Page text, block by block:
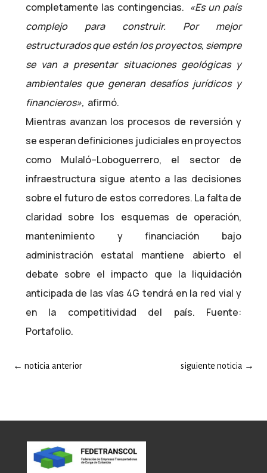
completamente las contingencias. «Es un país
complejo para construir. Por mejor
estructurados que estén los proyectos, siempre
se van a presentar situaciones geológicas y
ambientales que generan desafíos jurídicos y
financieros», afirmó.
Mientras avanzan los procesos de reversión y
se esperan definiciones judiciales en proyectos
como Mulaló–Loboguerrero, el sector de
infraestructura sigue atento a las decisiones
sobre el futuro de estos corredores. La falta de
claridad sobre los esquemas de operación,
mantenimiento y financiación bajo
administración estatal mantiene abierto el
debate sobre el impacto que la liquidación
anticipada de las vías 4G tendrá en la red vial y
en la competitividad del país. Fuente:
Portafolio.
←noticia anterior siguiente noticia →